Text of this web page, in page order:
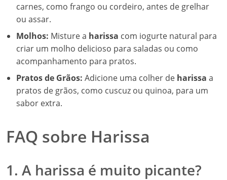
carnes, como frango ou cordeiro, antes de grelhar
ou assar.
Molhos: Misture a harissa com iogurte natural para
criar um molho delicioso para saladas ou como
acompanhamento para pratos.
Pratos de Grãos: Adicione uma colher de harissa a
pratos de grãos, como cuscuz ou quinoa, para um
sabor extra.
FAQ sobre Harissa
1. A harissa é muito picante?